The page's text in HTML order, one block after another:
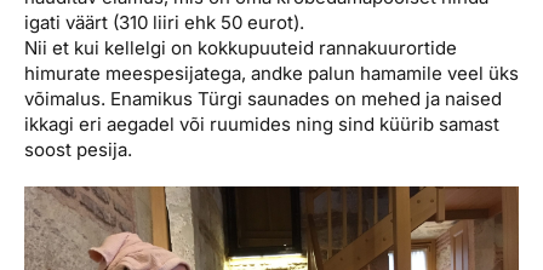
igati väärt (310 liiri ehk 50 eurot).
Nii et kui kellelgi on kokkupuuteid rannakuurortide
himurate meespesijatega, andke palun hamamile veel üks
võimalus. Enamikus Türgi saunades on mehed ja naised
ikkagi eri aegadel või ruumides ning sind küürib samast
soost pesija.